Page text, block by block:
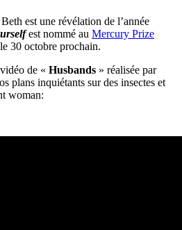
est une révélation de l’année
est nommé au Mercury Prize
30 octobre prochain.
de « Husbands » réalisée par
plans inquiétants sur des insectes et
woman: